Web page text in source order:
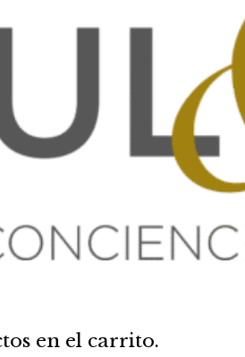
en el carrito.